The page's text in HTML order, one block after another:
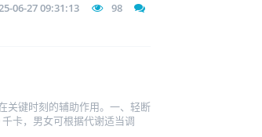
06-27 09:31:13 98
关键时刻的辅助作用。一、轻断
卡，男女可根据代谢适当调